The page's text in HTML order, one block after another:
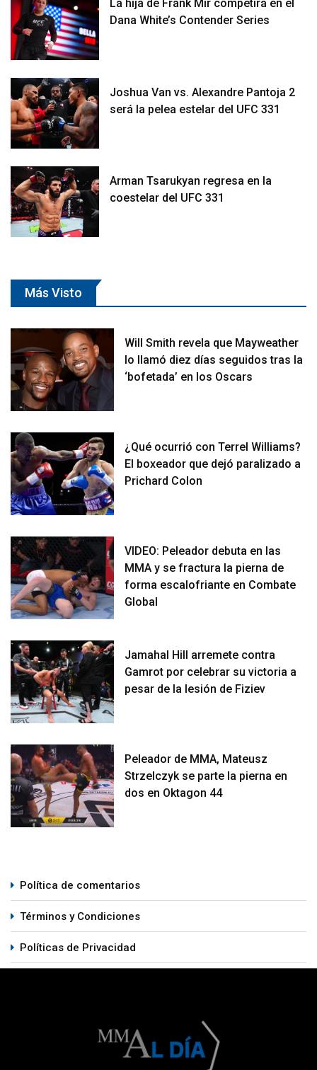
La hija de Frank Mir competirá en el
Dana White’s Contender Series
Joshua Van vs. Alexandre Pantoja 2
será la pelea estelar del UFC 331
Arman Tsarukyan regresa en la
coestelar del UFC 331
Más Visto
Will Smith revela que Mayweather
lo llamó diez días seguidos tras la
‘bofetada’ en los Oscars
¿Qué ocurrió con Terrel Williams?
El boxeador que dejó paralizado a
Prichard Colon
VIDEO: Peleador debuta en las
MMA y se fractura la pierna de
forma escalofriante en Combate
Global
Jamahal Hill arremete contra
Gamrot por celebrar su victoria a
pesar de la lesión de Fiziev
Peleador de MMA, Mateusz
Strzelczyk se parte la pierna en
dos en Oktagon 44
Política de comentarios
Términos y Condiciones
Políticas de Privacidad